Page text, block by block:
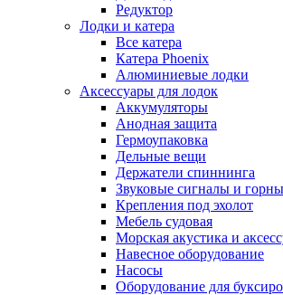
Редуктор
Лодки и катера
Все катера
Катера Phoenix
Алюминиевые лодки
Аксессуары для лодок
Аккумуляторы
Анодная защита
Гермоупаковка
Дельные вещи
Держатели спиннинга
Звуковые сигналы и горны
Крепления под эхолот
Мебель судовая
Морская акустика и
Навесное оборудование
Насосы
Оборудование для